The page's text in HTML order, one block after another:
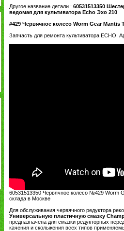
Другое название детали : 60531513350
ведомая для культиватора Echo Эхо 210
#429 Червячное колесо Worm Gear Mantis
Запчасть для ремонта культиватора ECHO.
60531513350 Червячное колесо №429 Worm
склада в Москве
Для обслуживания червячного редуктора
Универсальную пластичную смазку
предназначена для смазки редукторных
качения и скольжения всех типов